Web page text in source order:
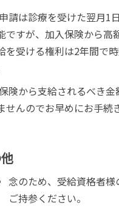
請は診療を受けた翌月1
ですが、加入保険から高
を受ける権利は2年間で
険から支給されるべき金
せんのでお早めにお手続
念のため、受給資格者様
ご持参ください。